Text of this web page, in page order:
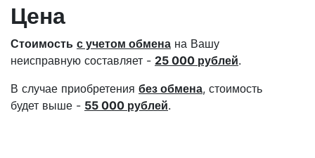
Цена
Стоимость с учетом обмена на Вашу
неисправную составляет - 25 000 рублей.
В случае приобретения без обмена, стоимость
будет выше - 55 000 рублей.